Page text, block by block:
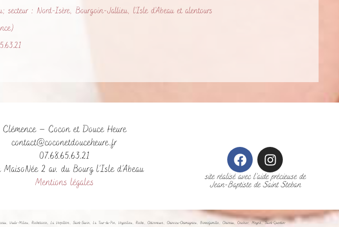
: Nord-Isère, Bourgoin-Jallieu, l'Isle d'Abeau et alentours
Clémence – Cocon et Douce Heure
contact@coconetdouceheure.fr
07.68.65.63.21
MaisoNée 2 av. du Bourg l’Isle d’Abeau
Mentions légales
site réalisé avec l’aide précieuse de
Jean-Baptiste de Saint Steban
Vaulx-Milieu, Rochetoirin, La Verpillère, Saint-Savin, La Tour-du-Pin, Veyssilieu, Roche, Chèzeneuve, Charvieu-Chamagnieu, Bonnefamille, Chozeau, Crachier, Meyrié, Saint-Quentin-